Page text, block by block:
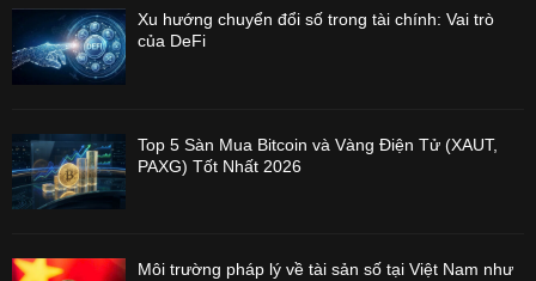
Xu hướng chuyển đổi số trong tài chính: Vai trò
của DeFi
Top 5 Sàn Mua Bitcoin và Vàng Điện Tử (XAUT,
PAXG) Tốt Nhất 2026
Môi trường pháp lý về tài sản số tại Việt Nam như